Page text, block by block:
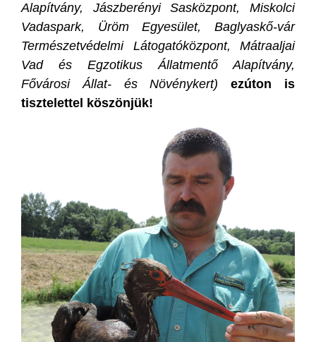
Alapítvány, Jászberényi Sasközpont, Miskolci
Vadaspark, Üröm Egyesület, Baglyaskő-vár
Természetvédelmi Látogatóközpont, Mátraaljai
Vad és Egzotikus Állatmentő Alapítvány,
Fővárosi Állat- és Növénykert)
ezúton is
tisztelettel köszönjük!